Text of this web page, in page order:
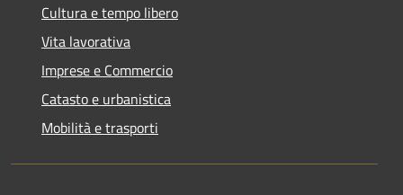
Cultura e tempo libero
Vita lavorativa
Imprese e Commercio
Catasto e urbanistica
Mobilità e trasporti